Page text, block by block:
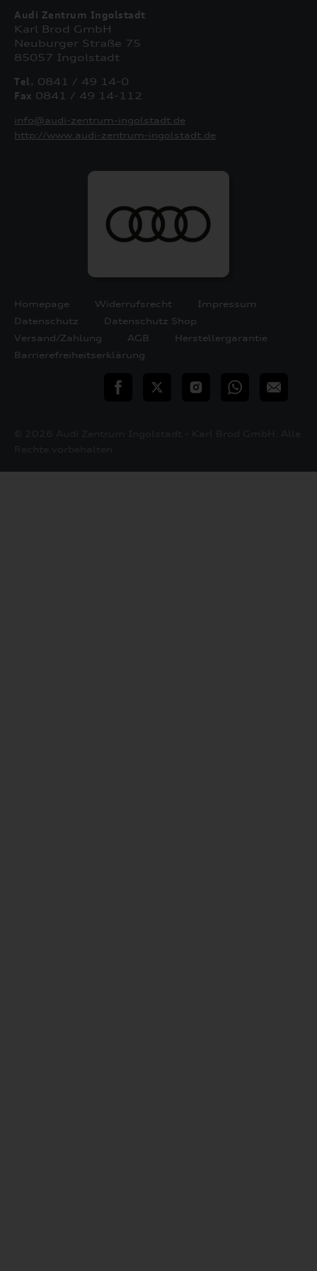
Audi Zentrum Ingolstadt
Karl Brod GmbH
Neuburger Straße 75
85057 Ingolstadt
Tel. 0841 / 49 14-0
Fax 0841 / 49 14-112
info@audi-zentrum-ingolstadt.de
http://www.audi-zentrum-ingolstadt.de
Homepage Widerrufsrecht
Impressum
Datenschutz
Datenschutz Shop
Versand/Zahlung
AGB
Herstellergarantie
Barrierefreiheitserklärung
teilen Twitter InstagramWhatsApp
E-